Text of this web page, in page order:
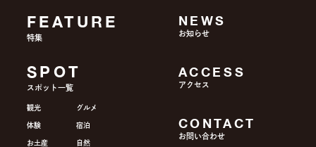
FEATURE
特集
SPOT
スポット一覧
観光 グルメ
体験 宿泊
お土産 自然
NEWS
お知らせ
ACCESS
アクセス
CONTACT
お問い合わせ